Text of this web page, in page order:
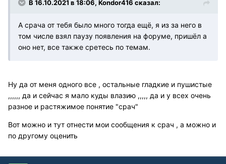
В 16.10.2021 в 18:06, Kondor416 сказал:
А срача от тебя было много тогда ещё, я из за него в
том числе взял паузу появления на форуме, пришёл а
оно нет, все также сретесь по темам.
Ну да от меня одного все , остальные гладкие и пушистые
,,,,,, да и сейчас я мало куды влазию ,,,,, да и у всех очень
разное и растяжимое понятие "срач"
Вот можно и тут отнести мои сообщения к срач , а можно и
по другому оценить